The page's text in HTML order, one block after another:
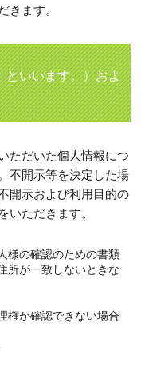
きます。
といいます。）およ
ただいた個人情報につ
不開示等を決定した場
開示および利用目的の
いただきます。
様の確認のための書類
所が一致しないときな
権が確認できない場合